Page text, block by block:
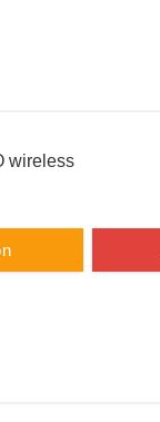
wireless